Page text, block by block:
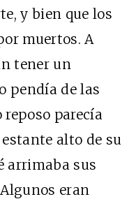
y bien que los
muertos. A
tener un
pendía de las
reposo parecía
alto de su
arrimaba sus
eran